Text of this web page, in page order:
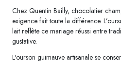
Chez Quentin Bailly, chocolatier
exigence fait toute la différence.
lait reflète ce mariage réussi entre
gustative.
L'ourson guimauve artisanale se